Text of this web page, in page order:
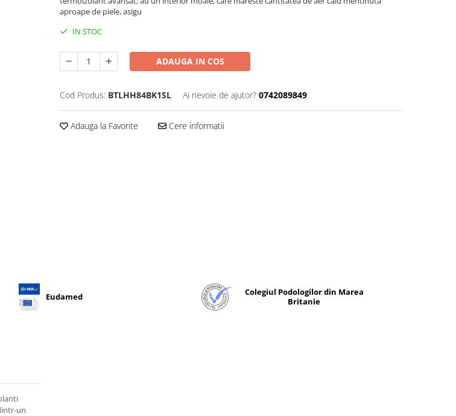
aproape de piele, asigu
IN STOC
ADAUGA IN COS
Cod Produs: BTLHH84BK1SL Ai nevoie de ajutor? 0742089849
Adauga la Favorite Cere informatii
Eudamed
Colegiul Podologilor din Marea
Britanie
un